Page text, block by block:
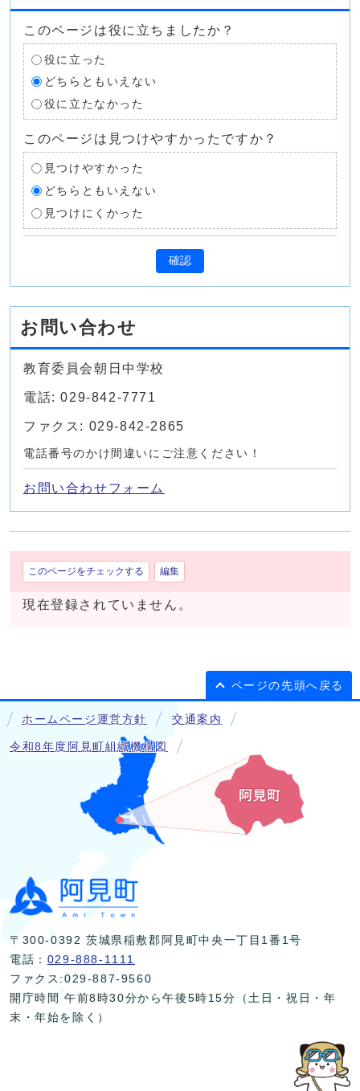
このページは役に立ちましたか？
役に立った
どちらともいえない
役に立たなかった
このページは見つけやすかったですか？
見つけやすかった
どちらともいえない
見つけにくかった
確認
お問い合わせ
教育委員会朝日中学校
電話: 029-842-7771
ファクス: 029-842-2865
電話番号のかけ間違いにご注意ください！
お問い合わせフォーム
このページをチェックする 編集
現在登録されていません。
ページの先頭へ戻る
ホームページ運営方針 交通案内
令和8年度阿見町組織機構図
〒300-0392 茨城県稲敷郡阿見町中央一丁目1番1号
電話： 029-888-1111
ファクス:029-887-9560
開庁時間 午前8時30分から午後5時15分（土日・祝日・年
末・年始を除く）